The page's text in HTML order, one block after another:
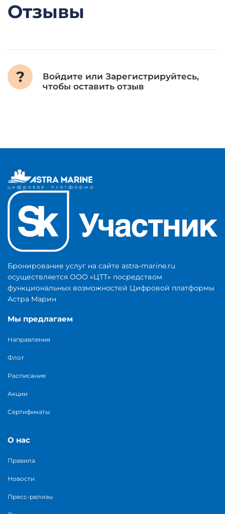
Отзывы
Войдите или Зарегистрируйтесь,
чтобы оставить отзыв
Бронирование услуг на сайте astra‑marine.ru
осуществляется ООО «ЦТТ» посредством
функциональных возможностей Цифровой платформы
Астра Марин
Мы предлагаем
Направления
Флот
Расписание
Акции
Сертификаты
О нас
Правила
Новости
Пресс-релизы